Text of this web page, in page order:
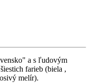
a s ľudovým
farieb (biela ,
melír).